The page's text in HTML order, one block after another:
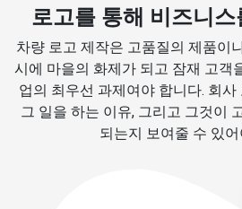
로고를 통해 비즈니
차량 로고 제작은 고품질의 제품이
시에 마을의 화제가 되고 잠재 고객
업의 최우선 과제여야 합니다. 회
그 일을 하는 이유, 그리고 그것이
되는지 보여줄 수 있